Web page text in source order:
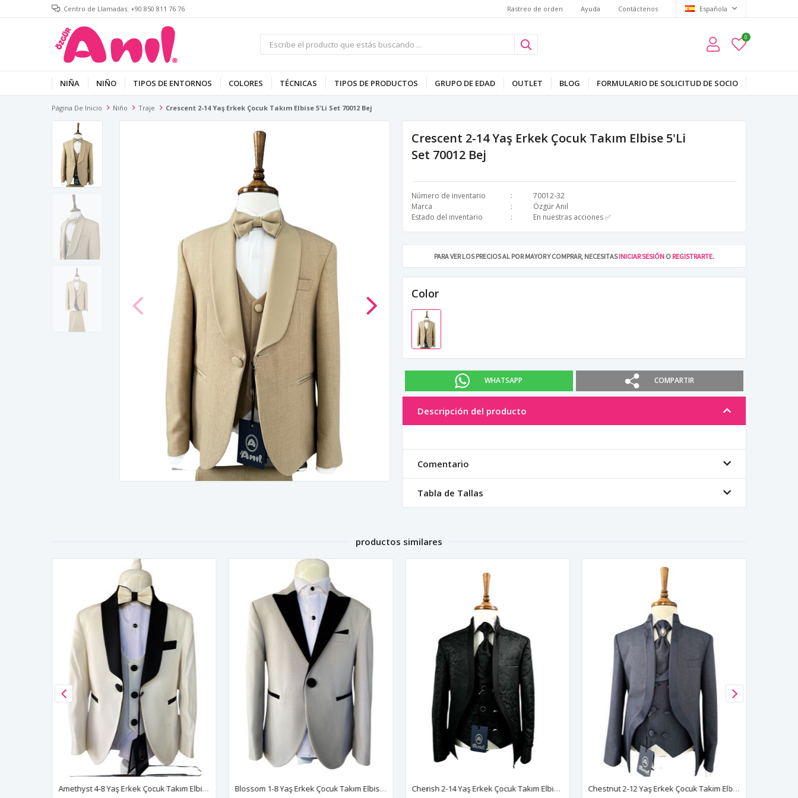
Centro de Llamadas: +90 850 811 76 76 Rastreo de orden Ayuda Contáctenos Española
0
NIÑA NIÑO TIPOS DE ENTORNOS COLORES TÉCNICAS TIPOS DE PRODUCTOS GRUPO DE EDAD OUTLET BLOG FORMULARIO DE SOLICITUD DE SOCIO
Página De Inicio Niño Traje Crescent 2-14 Yaş Erkek Çocuk Takım Elbise 5'Li Set 70012 Bej
Crescent 2-14 Yaş Erkek Çocuk Takım Elbise 5'Li
Set 70012 Bej
Número de inventario
70012-32
Marca
Özgür Anıl
Estado del inventario
En nuestras acciones ✅
PARA VER LOS PRECIOS AL POR MAYOR Y COMPRAR, NECESITASINICIAR SESIÓN O REGISTRARTE.
Color
WHATSAPP COMPARTIR
Descripción del producto
Comentario
Tabla de Tallas
productos similares
Amethyst 4-8 Yaş Erkek Çocuk Takım Elbise 5'Li Set 60009 Kırık Beyaz Blossom 1-8 Yaş Erkek Çocuk Takım Elbise 3'Lü Set 60019 Gri Cherish 2-14 Yaş Erkek Çocuk Takım Elbise 5'Li Set 70010 Siyah Chestnut 2-12 Yaş Erkek Çocuk Takım Elbise 5'Li Set 70011 Lacivert